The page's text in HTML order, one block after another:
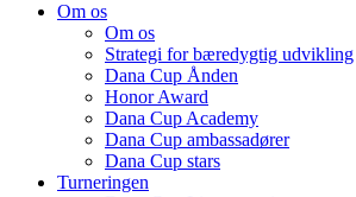
Om os
Om os
Strategi for bæredygtig udvikling
Dana Cup Ånden
Honor Award
Dana Cup Academy
Dana Cup ambassadører
Dana Cup stars
Turneringen